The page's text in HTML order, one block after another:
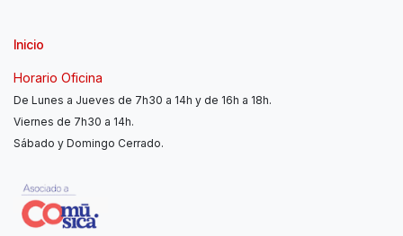
Inicio
Horario Oficina
De Lunes a Jueves de 7h30 a 14h y de 16h a 18h.
Viernes de 7h30 a 14h.
Sábado y Domingo Cerrado.